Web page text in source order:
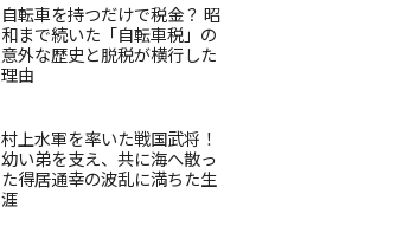
自転車を持つだけで税金？ 昭
和まで続いた「自転車税」の
意外な歴史と脱税が横行した
理由
村上水軍を率いた戦国武将！
幼い弟を支え、共に海へ散っ
た得居通幸の波乱に満ちた生
涯